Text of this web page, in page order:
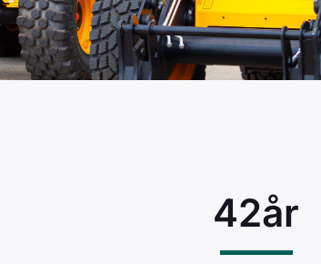
Palms ett världsledande
varumärke på både
skogsvagnar & skogskranar.
12Nästa →
42år